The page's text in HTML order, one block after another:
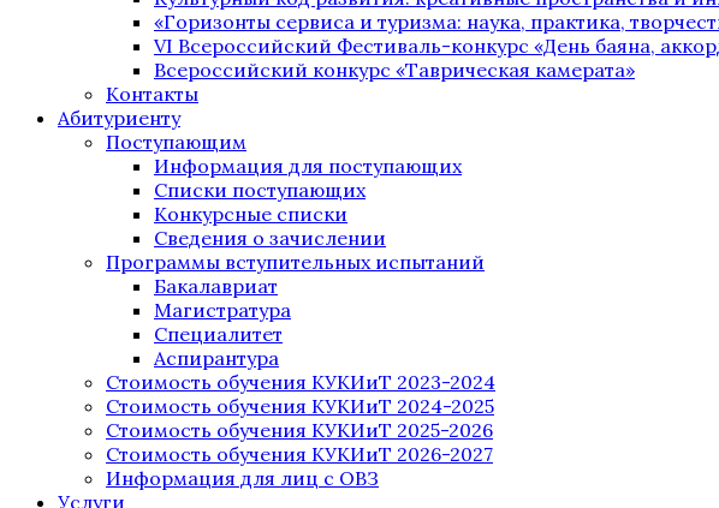
«Горизонты сервиса и туризма: наука, практика,
VI Всероссийский Фестиваль-конкурс «День баяна,
Всероссийский конкурс «Таврическая камерата»
Контакты
Абитуриенту
Поступающим
Информация для поступающих
Списки поступающих
Конкурсные списки
Сведения о зачислении
Программы вступительных испытаний
Бакалавриат
Магистратура
Специалитет
Аспирантура
Стоимость обучения КУКИиТ 2023-2024
Стоимость обучения КУКИиТ 2024-2025
Стоимость обучения КУКИиТ 2025-2026
Стоимость обучения КУКИиТ 2026-2027
Информация для лиц с ОВЗ
Услуги